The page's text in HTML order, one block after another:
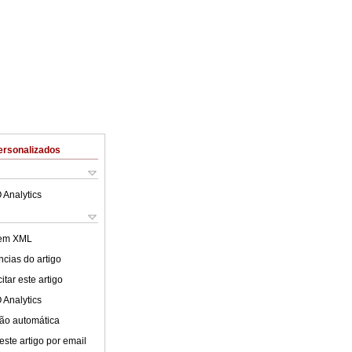
Analytics
XML
do artigo
este artigo
Analytics
automática
artigo por email